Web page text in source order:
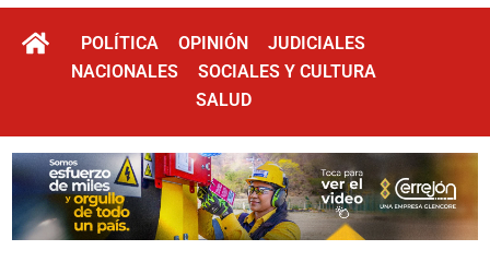
POLÍTICA OPINIÓN
JUDICIALES
NACIONALES
SOCIALES Y CULTURA
SALUD